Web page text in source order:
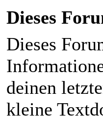
Dieses
Dieses
deinen
kleine